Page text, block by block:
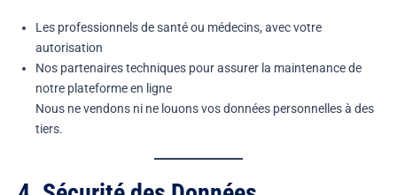
Les professionnels de santé ou médecins, avec votre
autorisation
Nos partenaires techniques pour assurer la maintenance de
notre plateforme en ligne
Nous ne vendons ni ne louons vos données personnelles à des
tiers.